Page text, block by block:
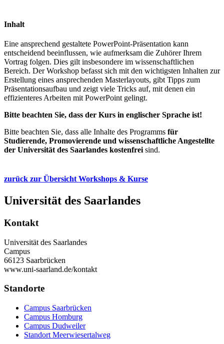
Inhalt
Eine ansprechend gestaltete PowerPoint-Präsentation kann
entscheidend beeinflussen, wie aufmerksam die Zuhörer Ihrem
Vortrag folgen. Dies gilt insbesondere im wissenschaftlichen
Bereich. Der Workshop befasst sich mit den wichtigsten Inhalten zur
Erstellung eines ansprechenden Masterlayouts, gibt Tipps zum
Präsentationsaufbau und zeigt viele Tricks auf, mit denen ein
effizienteres Arbeiten mit PowerPoint gelingt.
Bitte beachten Sie, dass der Kurs in englischer Sprache ist!
Bitte beachten Sie, dass alle Inhalte des Programms für
Studierende, Promovierende und wissenschaftliche Angestellte
der Universität des Saarlandes kostenfreisind.
zurück zur Übersicht Workshops & Kurse
Universität des Saarlandes
Kontakt
Universität des Saarlandes
Campus
66123 Saarbrücken
www.uni-saarland.de/kontakt
Standorte
Campus Saarbrücken
Campus Homburg
Campus Dudweiler
Standort Meerwiesertalweg